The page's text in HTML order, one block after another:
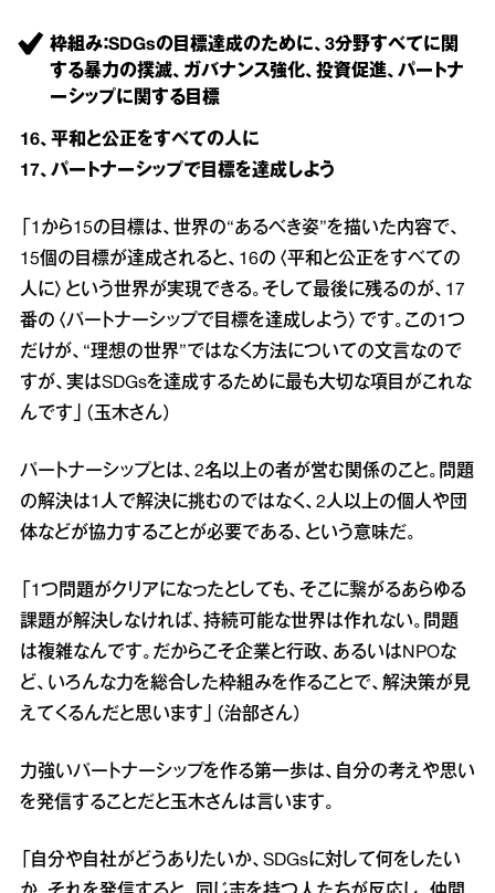
枠組み：SDGsの目標達成のために、3分野すべてに関
する暴力の撲滅、ガバナンス強化、投資促進、パートナ
ーシップに関する目標
16、平和と公正をすべての人に
17、パートナーシップで目標を達成しよう
「1から15の目標は、世界の“あるべき姿”を描いた内容で、
15個の目標が達成されると、16の〈平和と公正をすべての
人に〉という世界が実現できる。そして最後に残るのが、17
番の〈パートナーシップで目標を達成しよう〉です。この1つ
だけが、“理想の世界”ではなく方法についての文言なので
すが、実はSDGsを達成するために最も大切な項目がこれな
んです」（玉木さん）
パートナーシップとは、2名以上の者が営む関係のこと。問題
の解決は1人で解決に挑むのではなく、2人以上の個人や団
体などが協力することが必要である、という意味だ。
「1つ問題がクリアになったとしても、そこに繋がるあらゆる
課題が解決しなければ、持続可能な世界は作れない。問題
は複雑なんです。だからこそ企業と行政、あるいはNPOな
ど、いろんな力を総合した枠組みを作ることで、解決策が見
えてくるんだと思います」（治部さん）
力強いパートナーシップを作る第一歩は、自分の考えや思い
を発信することだと玉木さんは言います。
「自分や自社がどうありたいか、SDGsに対して何をしたい